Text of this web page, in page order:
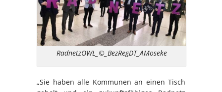
RadnetzOWL_©_BezRegDT_AMoseke
„Sie haben alle Kommunen an einen Tisch